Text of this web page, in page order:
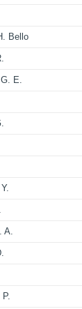
Bello
E.
A.
P.